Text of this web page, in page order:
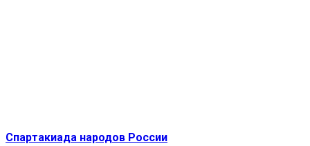
Спартакиада народов России